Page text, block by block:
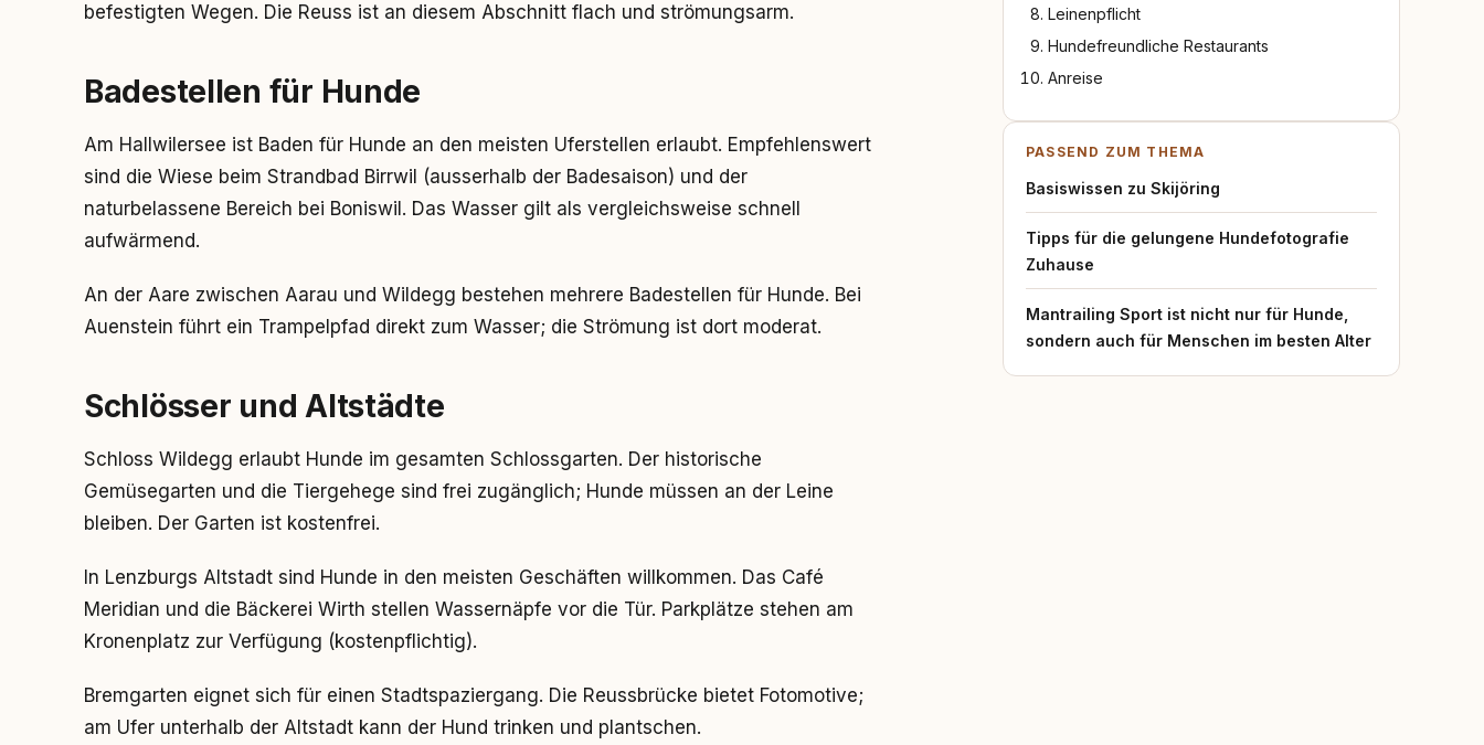
befestigten Wegen. Die Reuss ist an diesem Abschnitt flach und strömungsarm.
Badestellen für Hunde
Am Hallwilersee ist Baden für Hunde an den meisten Uferstellen erlaubt. Empfehlenswert
sind die Wiese beim Strandbad Birrwil (ausserhalb der Badesaison) und der
naturbelassene Bereich bei Boniswil. Das Wasser gilt als vergleichsweise schnell
aufwärmend.
An der Aare zwischen Aarau und Wildegg bestehen mehrere Badestellen für Hunde. Bei
Auenstein führt ein Trampelpfad direkt zum Wasser; die Strömung ist dort moderat.
Schlösser und Altstädte
Schloss Wildegg erlaubt Hunde im gesamten Schlossgarten. Der historische
Gemüsegarten und die Tiergehege sind frei zugänglich; Hunde müssen an der Leine
bleiben. Der Garten ist kostenfrei.
In Lenzburgs Altstadt sind Hunde in den meisten Geschäften willkommen. Das Café
Meridian und die Bäckerei Wirth stellen Wassernäpfe vor die Tür. Parkplätze stehen am
Kronenplatz zur Verfügung (kostenpflichtig).
Bremgarten eignet sich für einen Stadtspaziergang. Die Reussbrücke bietet Fotomotive;
am Ufer unterhalb der Altstadt kann der Hund trinken und plantschen.
Leinenpflicht
Hundefreundliche Restaurants
Anreise
PASSEND ZUM THEMA
Basiswissen zu Skijöring
Tipps für die gelungene Hundefotografie
Zuhause
Mantrailing Sport ist nicht nur für Hunde,
sondern auch für Menschen im besten Alter